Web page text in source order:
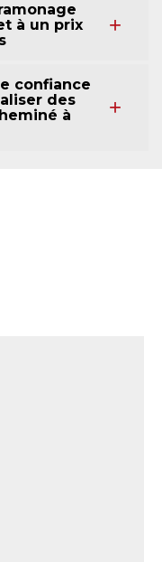
à un prix
confiance
des
à